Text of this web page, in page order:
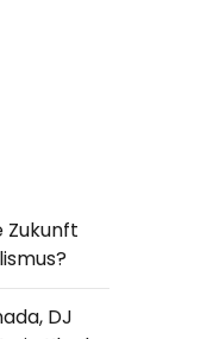
Zukunft
DJ